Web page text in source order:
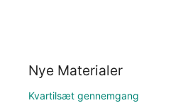
Nye Materialer
Kvartilsæt gennemgang